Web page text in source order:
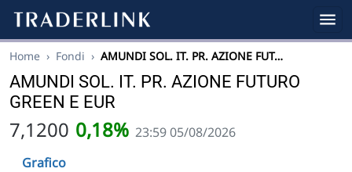
Home › Fondi › AMUNDI SOL. IT. PR. AZIONE FUT…
AMUNDI SOL. IT. PR. AZIONE FUTURO
GREEN E EUR
7,1200 0,18% 23:59 05/08/2026
Grafico